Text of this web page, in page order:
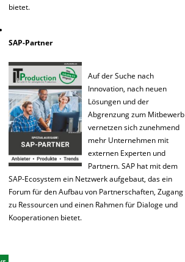
bietet.
SAP-Partner
Auf der Suche nach
Innovation, nach neuen
Lösungen und der
Abgrenzung zum Mitbewerb
vernetzen sich zunehmend
mehr Unternehmen mit
externen Experten und
Partnern. SAP hat mit dem
SAP-Ecosystem ein Netzwerk aufgebaut, das ein
Forum für den Aufbau von Partnerschaften, Zugang
zu Ressourcen und einen Rahmen für Dialoge und
Kooperationen bietet.